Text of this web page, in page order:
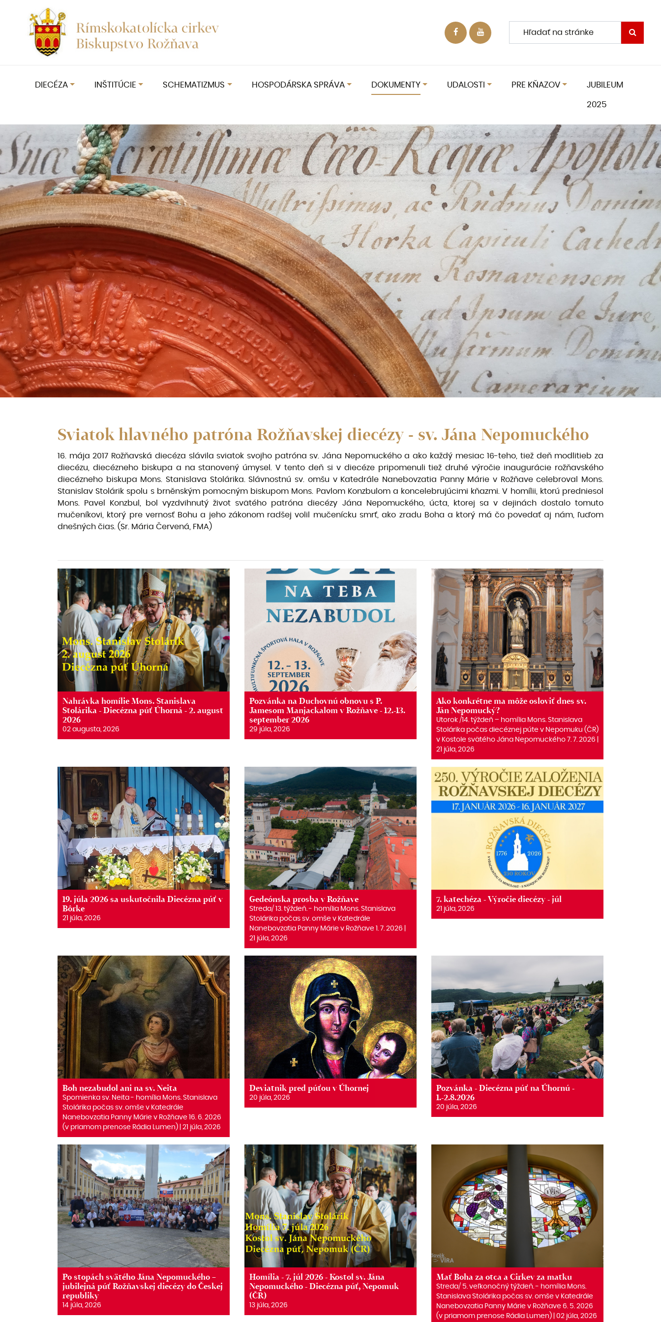
DIECÉZA INŠTITÚCIE SCHEMATIZMUS HOSPODÁRSKA SPRÁVA DOKUMENTY UDALOSTI PRE KŇAZOV JUBILEUM
2025
Sviatok hlavného patróna Rožňavskej diecézy - sv. Jána Nepomuckého
16. mája 2017 Rožňavská diecéza slávila sviatok svojho patróna sv. Jána Nepomuckého a ako každý mesiac 16-teho, tiež deň modlitieb za
diecézu, diecézneho biskupa a na stanovený úmysel. V tento deň si v diecéze pripomenuli tiež druhé výročie inaugurácie rožňavského
diecézneho biskupa Mons. Stanislava Stolárika. Slávnostnú sv. omšu v Katedrále Nanebovzatia Panny Márie v Rožňave celebroval Mons.
Stanislav Stolárik spolu s brněnským pomocným biskupom Mons. Pavlom Konzbulom a koncelebrujúcimi kňazmi. V homílii, ktorú predniesol
Mons. Pavel Konzbul, bol vyzdvihnutý život svätého patróna diecézy Jána Nepomuckého, úcta, ktorej sa v dejinách dostalo tomuto
mučeníkovi, ktorý pre vernosť Bohu a jeho zákonom radšej volil mučenícku smrť, ako zradu Boha a ktorý má čo povedať aj nám, ľuďom
dnešných čias. (Sr. Mária Červená, FMA)
Nahrávka homílie Mons. Stanislava
Stolárika - Diecézna púť Úhorná - 2. august
2026
02 augusta, 2026
Pozvánka na Duchovnú obnovu s P.
Jamesom Manjackalom v Rožňave - 12.-13.
september 2026
29 júla, 2026
Ako konkrétne ma môže osloviť dnes sv.
Ján Nepomucký?
Utorok /14. týždeň – homília Mons. Stanislava
Stolárika počas diecéznej púte v Nepomuku (ČR)
v Kostole svätého Jána Nepomuckého 7. 7. 2026 |
21 júla, 2026
19. júla 2026 sa uskutočnila Diecézna púť v
Bôrke
21 júla, 2026
Gedeónska prosba v Rožňave
Streda/ 13. týždeň. ‒ homília Mons. Stanislava
Stolárika počas sv. omše v Katedrále
Nanebovzatia Panny Márie v Rožňave 1. 7. 2026 |
21 júla, 2026
7. katechéza - Výročie diecézy - júl
21 júla, 2026
Boh nezabudol ani na sv. Neita
Spomienka sv. Neita ‒ homília Mons. Stanislava
Stolárika počas sv. omše v Katedrále
Nanebovzatia Panny Márie v Rožňave 16. 6. 2026
(v priamom prenose Rádia Lumen) | 21 júla, 2026
Deviatnik pred púťou v Úhornej
20 júla, 2026
Pozvánka - Diecézna púť na Úhornú -
1.-2.8.2026
20 júla, 2026
Po stopách svätého Jána Nepomuckého –
jubilejná púť Rožňavskej diecézy do Českej
republiky
14 júla, 2026
Homília - 7. júl 2026 - Kostol sv. Jána
Nepomuckého - Diecézna púť, Nepomuk
(ČR)
13 júla, 2026
Mať Boha za otca a Cirkev za matku
Streda/ 5. veľkonočný týždeň. ‒ homília Mons.
Stanislava Stolárika počas sv. omše v Katedrále
Nanebovzatia Panny Márie v Rožňave 6. 5. 2026
(v priamom prenose Rádia Lumen) | 02 júla, 2026